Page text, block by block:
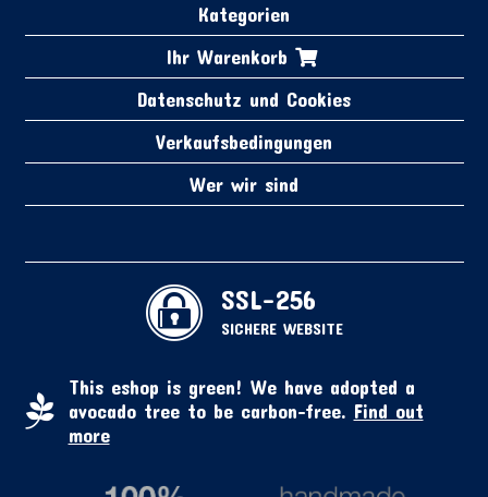
Kategorien
Ihr Warenkorb
Datenschutz und Cookies
Verkaufsbedingungen
Wer wir sind
SSL-256
SICHERE WEBSITE
This eshop is green! We have adopted a
avocado tree to be carbon-free. Find out
more